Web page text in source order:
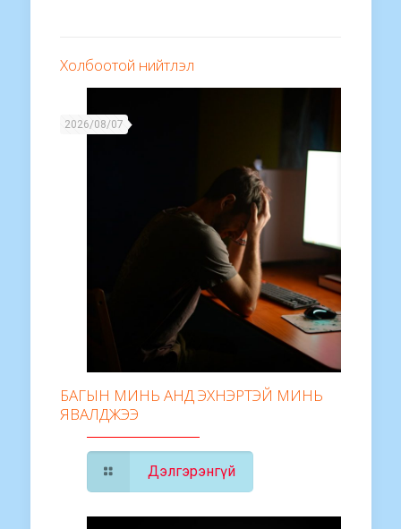
Холбоотой нийтлэл
2026/08/07
БАГЫН МИНЬ АНД ЭХНЭРТЭЙ МИНЬ
ЯВАЛДЖЭЭ
Дэлгэрэнгүй